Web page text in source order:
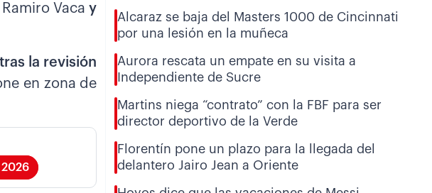
Vacay
la revisión
en zona de
2026
Alcaraz se baja del Masters 1000 de Cincinnati
por una lesión en la muñeca
Aurora rescata un empate en su visita a
Independiente de Sucre
Martins niega “contrato” con la FBF para ser
director deportivo de la Verde
Florentín pone un plazo para la llegada del
delantero Jairo Jean a Oriente